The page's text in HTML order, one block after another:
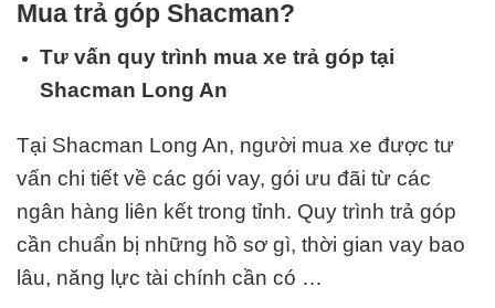
Mua trả góp Shacman?
Tư vấn quy trình mua xe trả góp tại
Shacman Long An
Tại Shacman Long An, người mua xe được tư
vấn chi tiết về các gói vay, gói ưu đãi từ các
ngân hàng liên kết trong tỉnh. Quy trình trả góp
cần chuẩn bị những hồ sơ gì, thời gian vay bao
lâu, năng lực tài chính cần có …